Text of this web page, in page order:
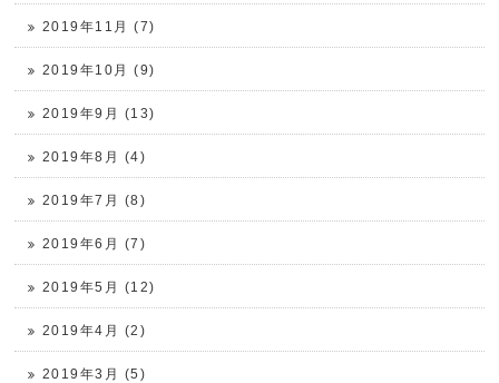
2019年11月 (7)
2019年10月 (9)
2019年9月 (13)
2019年8月 (4)
2019年7月 (8)
2019年6月 (7)
2019年5月 (12)
2019年4月 (2)
2019年3月 (5)